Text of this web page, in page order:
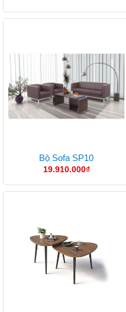
Bộ Sofa SP10
19.910.000₫